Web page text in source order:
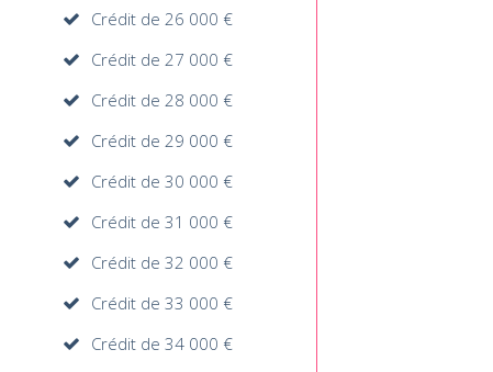
Crédit de 26 000 €
Crédit de 27 000 €
Crédit de 28 000 €
Crédit de 29 000 €
Crédit de 30 000 €
Crédit de 31 000 €
Crédit de 32 000 €
Crédit de 33 000 €
Crédit de 34 000 €